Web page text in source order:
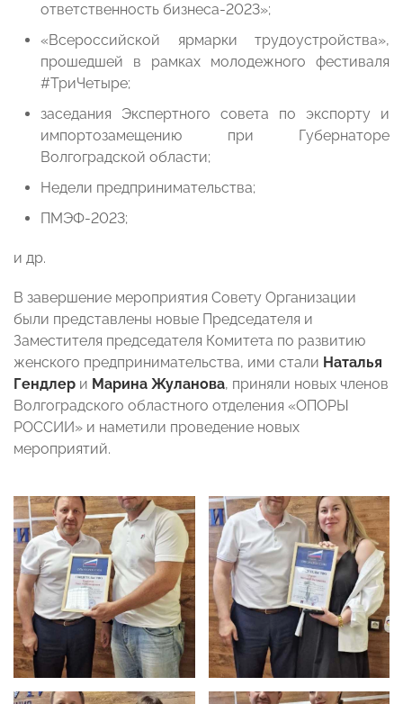
ответственность бизнеса-2023»;
«Всероссийской ярмарки трудоустройства»,
прошедшей в рамках молодежного фестиваля
#ТриЧетыре;
заседания Экспертного совета по экспорту и
импортозамещению при Губернаторе
Волгоградской области;
Недели предпринимательства;
ПМЭФ-2023;
и др.
В завершение мероприятия Совету Организации
были представлены новые Председателя и
Заместителя председателя Комитета по развитию
женского предпринимательства, ими стали Наталья
Гендлер и Марина Жуланова, приняли новых членов
Волгоградского областного отделения «ОПОРЫ
РОССИИ» и наметили проведение новых
мероприятий.